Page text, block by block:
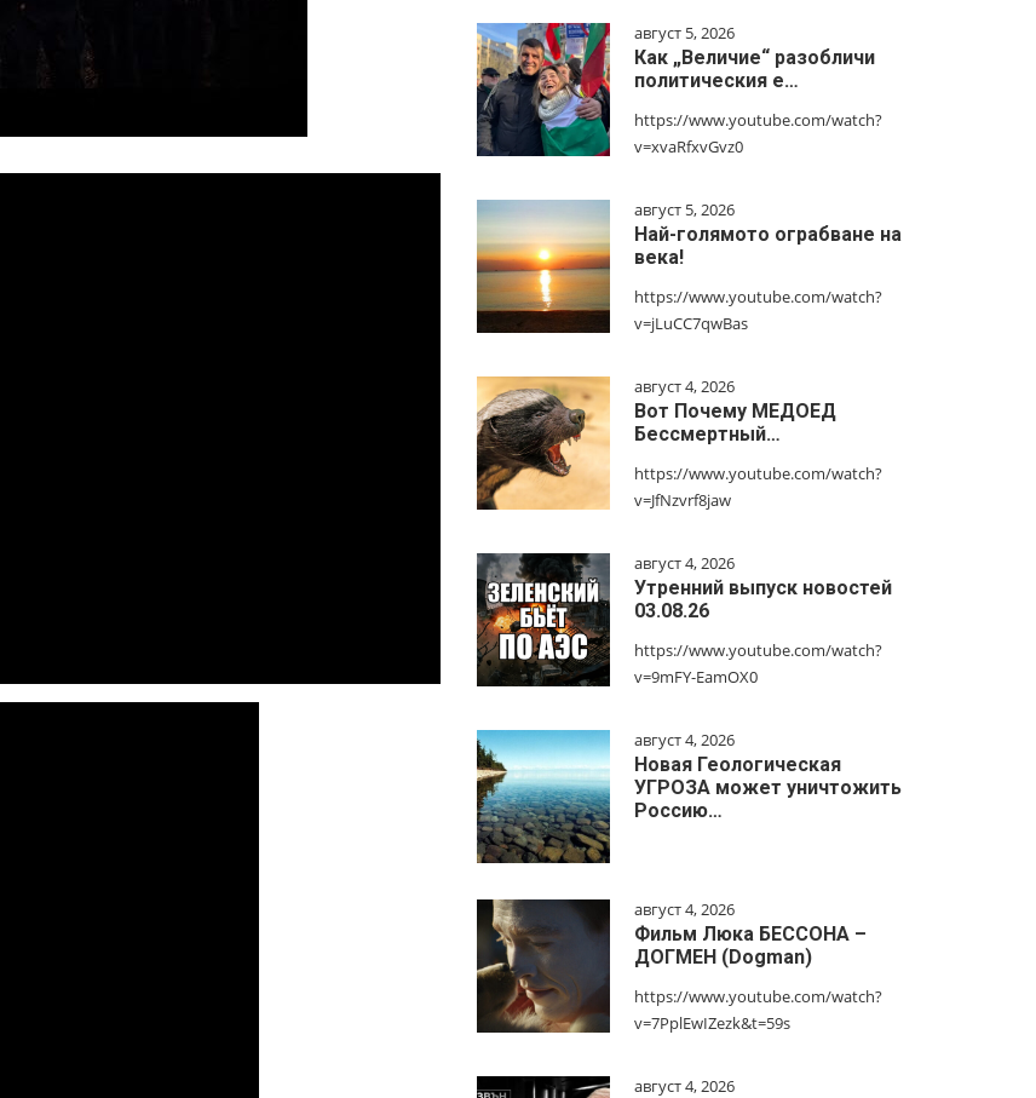
август 5, 2026
Как „Величие“ разобличи
политическия е…
https://www.youtube.com/watch?
v=xvaRfxvGvz0
август 5, 2026
Най-голямото ограбване на
века!
https://www.youtube.com/watch?
v=jLuCC7qwBas
август 4, 2026
Вот Почему МЕДОЕД
Бессмертный…
https://www.youtube.com/watch?
v=JfNzvrf8jaw
август 4, 2026
Утренний выпуск новостей
03.08.26
https://www.youtube.com/watch?
v=9mFY-EamOX0
август 4, 2026
Новая Геологическая
УГРОЗА может уничтожить
Россию…
август 4, 2026
Фильм Люка БЕССОНА –
ДОГМЕН (Dogman)
https://www.youtube.com/watch?
v=7PplEwIZezk&t=59s
август 4, 2026